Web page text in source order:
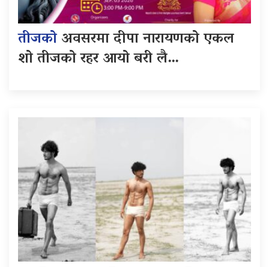
तीजकोअवसरमा दीपा नारायणको एकल
शो तीजको रहर आयो बरी लै…